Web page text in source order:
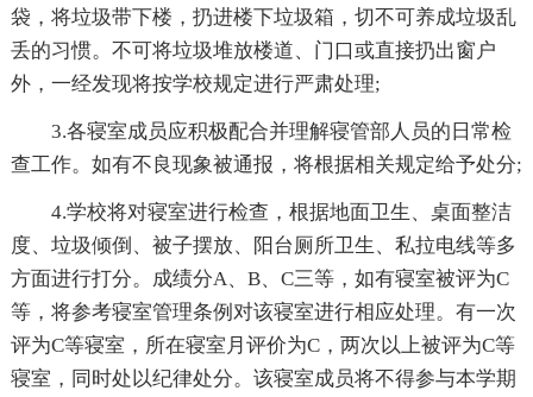
袋，将垃圾带下楼，扔进楼下垃圾箱，切不可养成垃圾乱
丢的习惯。不可将垃圾堆放楼道、门口或直接扔出窗户
外，一经发现将按学校规定进行严肃处理;
3.各寝室成员应积极配合并理解寝管部人员的日常检
查工作。如有不良现象被通报，将根据相关规定给予处分;
4.学校将对寝室进行检查，根据地面卫生、桌面整洁
度、垃圾倾倒、被子摆放、阳台厕所卫生、私拉电线等多
方面进行打分。成绩分A、B、C三等，如有寝室被评为C
等，将参考寝室管理条例对该寝室进行相应处理。有一次
评为C等寝室，所在寝室月评价为C，两次以上被评为C等
寝室，同时处以纪律处分。该寝室成员将不得参与本学期